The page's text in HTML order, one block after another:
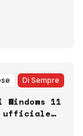
Di Sempre
11
ufficiale